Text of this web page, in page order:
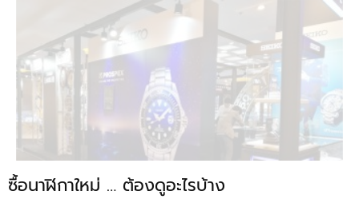
ซื้อนาฬิกาใหม่ … ต้องดูอะไรบ้าง